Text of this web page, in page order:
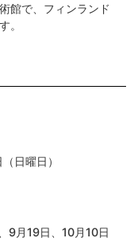
館で、フィンランド
。
日曜日）
9月19日、10月10日